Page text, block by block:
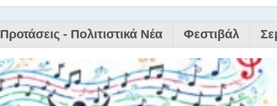
Προτάσεις - Πολιτιστικά Νέα Φεστιβάλ